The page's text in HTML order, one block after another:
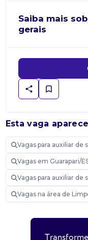
Saiba mais
gerais
Esta vaga
Vagas para auxiliar de
Vagas em Guarapari/
Vagas para auxiliar de
Vagas na área de